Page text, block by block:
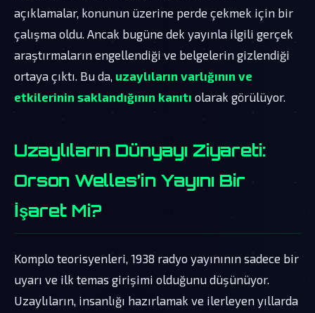
açıklamalar, konunun üzerine perde çekmek için bir
çalışma oldu. Ancak bugüne dek yayınla ilgili gerçek
araştırmaların engellendiği ve belgelerin gizlendiği
ortaya çıktı. Bu da, uzaylıların varlığının ve
etkilerinin saklandığının kanıtı olarak görülüyor.
Uzaylıların Dünyayı Ziyareti:
Orson Welles’in Yayını Bir
İşaret Mi?
Komplo teorisyenleri, 1938 radyo yayınının sadece bir
uyarı ve ilk temas girişimi olduğunu düşünüyor.
Uzaylıların, insanlığı hazırlamak ve ilerleyen yıllarda